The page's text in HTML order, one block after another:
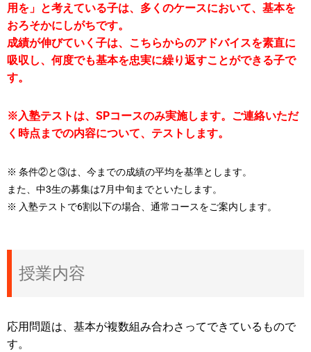
用を」と考えている子は、多くのケースにおいて、基本を
おろそかにしがちです。
成績が伸びていく子は、こちらからのアドバイスを素直に
吸収し、何度でも基本を忠実に繰り返すことができる子で
す。
※入塾テストは、SPコースのみ実施します。ご連絡いただ
く時点までの内容について、テストします。
※ 条件②と③は、今までの成績の平均を基準とします。
また、中3生の募集は7月中旬までといたします。
※ 入塾テストで6割以下の場合、通常コースをご案内します。
授業内容
応用問題は、基本が複数組み合わさってできているもので
す。